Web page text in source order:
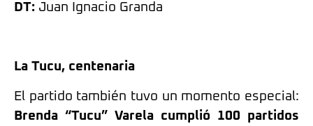
DT: Juan Ignacio Granda
La Tucu, centenaria
El partido también tuvo un momento especial:
Brenda “Tucu” Varela cumplió 100 partidos